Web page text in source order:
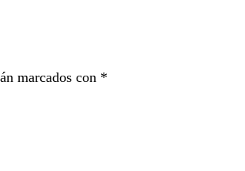
marcados con *